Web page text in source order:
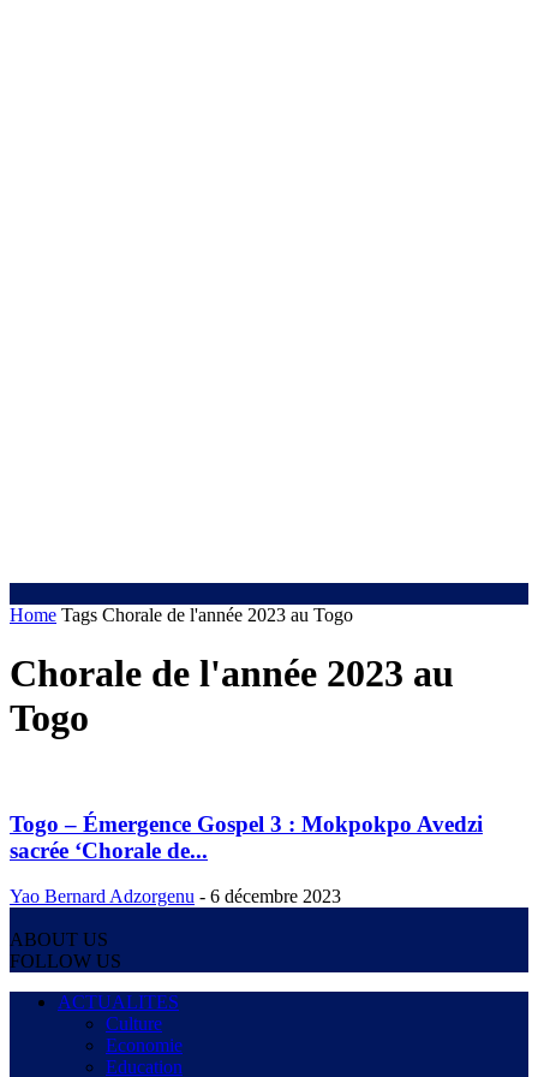
Home Tags Chorale de l'année 2023 au Togo
Chorale de l'année 2023 au
Togo
Togo – Émergence Gospel 3 : Mokpokpo Avedzi
sacrée ‘Chorale de...
Yao Bernard Adzorgenu - 6 décembre 2023
ABOUT US
FOLLOW US
ACTUALITES
Culture
Economie
Education